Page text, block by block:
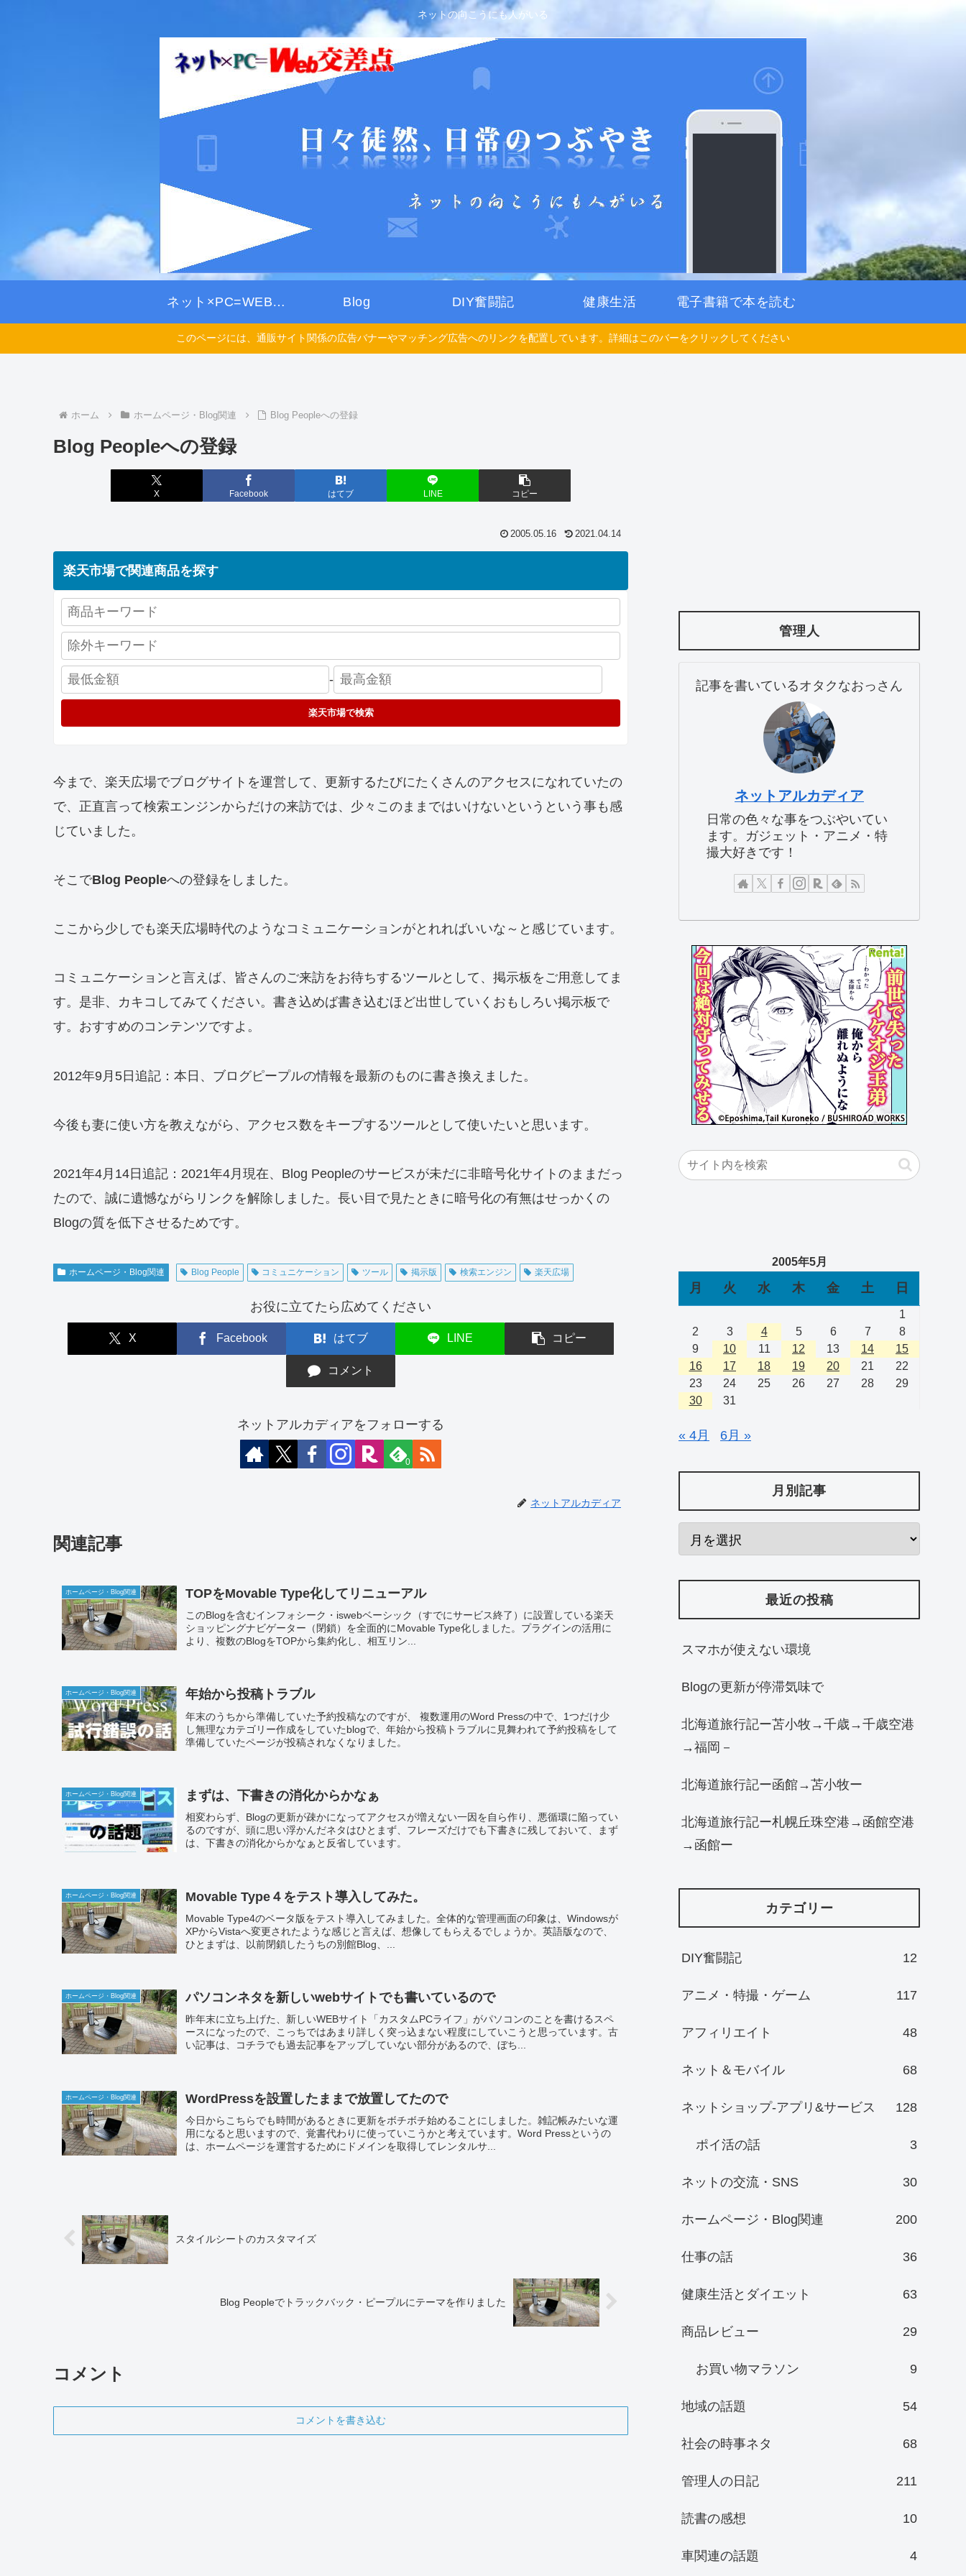
ネットの向こうにも人がいる
ネット×PC=WEB交差点 Blog DIY奮闘記 健康生活 電子書籍で本を読む
このページには、通販サイト関係の広告バナーやマッチング広告へのリンクを配置しています。詳細はこのバーをクリックしてください
ホーム ホームページ・Blog関連 Blog Peopleへの登録
Blog Peopleへの登録
X Facebook はてブ LINE コピー
2005.05.16 2021.04.14
楽天市場で関連商品を探す
-
楽天市場で検索
今まで、楽天広場でブログサイトを運営して、更新するたびにたくさんのアクセスになれていたの
で、正直言って検索エンジンからだけの来訪では、少々このままではいけないというという事も感
じていました。
そこでBlog Peopleへの登録をしました。
ここから少しでも楽天広場時代のようなコミュニケーションがとれればいいな～と感じています。
コミュニケーションと言えば、皆さんのご来訪をお待ちするツールとして、掲示板をご用意してま
す。是非、カキコしてみてください。書き込めば書き込むほど出世していくおもしろい掲示板で
す。おすすめのコンテンツですよ。
2012年9月5日追記：本日、ブログピープルの情報を最新のものに書き換えました。
今後も妻に使い方を教えながら、アクセス数をキープするツールとして使いたいと思います。
2021年4月14日追記：2021年4月現在、Blog Peopleのサービスが未だに非暗号化サイトのままだっ
たので、誠に遺憾ながらリンクを解除しました。長い目で見たときに暗号化の有無はせっかくの
Blogの質を低下させるためです。
ホームページ・Blog関連 Blog People コミュニケーション ツール 掲示版 検索エンジン 楽天広場
お役に立てたら広めてください
X Facebook はてブ LINE コピー
コメント
ネットアルカディアをフォローする
0
ネットアルカディア
関連記事
ホームページ・Blog関連 TOPをMovable Type化してリニューアル
このBlogを含むインフォシーク・iswebベーシック（すでにサービス終了）に設置している楽天
ショッピングナビゲーター（閉鎖）を全面的にMovable Type化しました。プラグインの活用に
より、複数のBlogをTOPから集約化し、相互リン...
ホームページ・Blog関連 年始から投稿トラブル
年末のうちから準備していた予約投稿なのですが、 複数運用のWord Pressの中で、1つだけ少
し無理なカテゴリー作成をしていたblogで、年始から投稿トラブルに見舞われて予約投稿をして
準備していたページが投稿されなくなりました。
ホームページ・Blog関連 まずは、下書きの消化からかなぁ
相変わらず、Blogの更新が疎かになってアクセスが増えない一因を自ら作り、悪循環に陥ってい
るのですが、頭に思い浮かんだネタはひとまず、フレーズだけでも下書きに残しておいて、まず
は、下書きの消化からかなぁと反省しています。
ホームページ・Blog関連 Movable Type４をテスト導入してみた。
Movable Type4のベータ版をテスト導入してみました。全体的な管理画面の印象は、Windowsが
XPからVistaへ変更されたような感じと言えば、想像してもらえるでしょうか。英語版なので、
ひとまずは、以前閉鎖したうちの別館Blog、...
ホームページ・Blog関連 パソコンネタを新しいwebサイトでも書いているので
昨年末に立ち上げた、新しいWEBサイト「カスタムPCライフ」がパソコンのことを書けるスペ
ースになったので、こっちではあまり詳しく突っ込まない程度にしていこうと思っています。古
い記事は、コチラでも過去記事をアップしていない部分があるので、ぼち...
ホームページ・Blog関連 WordPressを設置したままで放置してたので
今日からこちらでも時間があるときに更新をボチボチ始めることにしました。雑記帳みたいな運
用になると思いますので、覚書代わりに使っていこうかと考えています。Word Pressというの
は、ホームページを運営するためにドメインを取得してレンタルサ...
スタイルシートのカスタマイズ
Blog Peopleでトラックバック・ピープルにテーマを作りました
コメント
コメントを書き込む
管理人
記事を書いているオタクなおっさん
ネットアルカディア
日常の色々な事をつぶやいてい
ます。ガジェット・アニメ・特
撮大好きです！
2005年5月
月 火 水 木 金 土 日
1
2
3 4 5 6 7
8
9
10 11 12 13 14
15
16
17 18 19 20 21
22
23
24 25 26 27 28
29
30
31
« 4月 6月 »
月別記事
最近の投稿
スマホが使えない環境
Blogの更新が停滞気味で
北海道旅行記ー苫小牧→千歳→千歳空港
→福岡－
北海道旅行記ー函館→苫小牧ー
北海道旅行記ー札幌丘珠空港→函館空港
→函館ー
カテゴリー
DIY奮闘記 12
アニメ・特撮・ゲーム 117
アフィリエイト 48
ネット＆モバイル 68
ネットショップ-アプリ&サービス 128
ポイ活の話 3
ネットの交流・SNS 30
ホームページ・Blog関連 200
仕事の話 36
健康生活とダイエット 63
商品レビュー 29
お買い物マラソン 9
地域の話題 54
社会の時事ネタ 68
管理人の日記 211
読書の感想 10
車関連の話題 4